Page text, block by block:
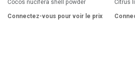
Cocos nucifera shell powder
Connectez-vous pour voir le prix
Citrus